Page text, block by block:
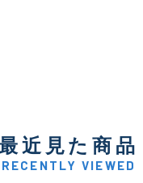
近見た商品
RECENTLY VIEWED